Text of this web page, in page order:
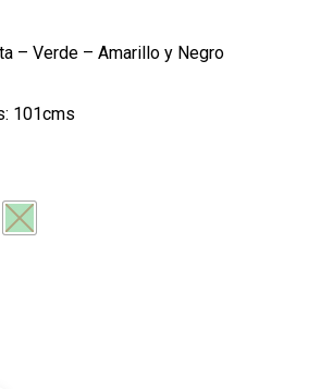
– Verde – Amarillo y Negro
101cms